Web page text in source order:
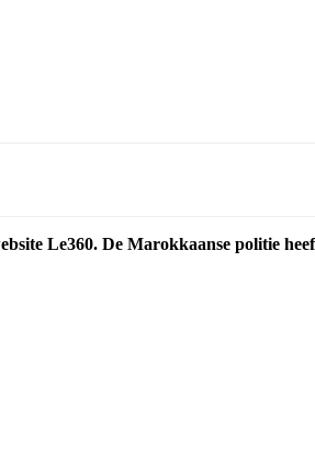
Le360. De Marokkaanse politie